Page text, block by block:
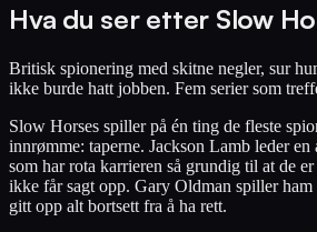
Hva du ser etter Slow
Britisk spionering med skitne negler, sur
ikke burde hatt jobben. Fem serier som
Slow Horses spiller på én ting de fleste
innrømme: taperne. Jackson Lamb leder
som har rota karrieren så grundig til at de
ikke får sagt opp. Gary Oldman spiller ham
gitt opp alt bortsett fra å ha rett.